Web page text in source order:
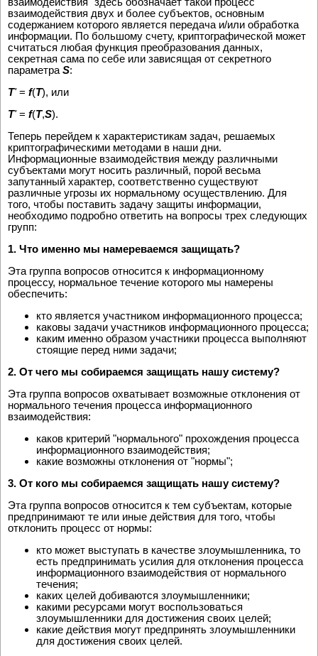
взаимодействия двух и более субъектов, основным
содержанием которого является передача и/или обработка
информации. По большому счету, криптографической может
считаться любая функция преобразования данных,
секретная сама по себе или зависящая от секретного
параметраS:
T'= f(T), или
T'= f(T,S).
Теперь перейдем к характеристикам задач, решаемых
криптографическими методами в наши дни.
Информационные взаимодействия между различными
субъектами могут носить различный, порой весьма
запутанный характер, соответственно существуют
различные угрозы их нормальному осуществлению. Для
того, чтобы поставить задачу защиты информации,
необходимо подробно ответить на вопросы трех следующих
групп:
1. Что именно мы намереваемся защищать?
Эта группа вопросов относится к информационному
процессу, нормальное течение которого мы намерены
обеспечить:
кто является участником информационного процесса;
каковы задачи участников информационного процесса;
каким именно образом участники процесса выполняют
стоящие перед ними задачи;
2. От чего мы собираемся защищать нашу систему?
Эта группа вопросов охватывает возможные отклонения от
нормального течения процесса информационного
взаимодействия:
каков критерий "нормального" прохождения процесса
информационного взаимодействия;
какие возможны отклонения от "нормы";
3. От кого мы собираемся защищать нашу систему?
Эта группа вопросов относится к тем субъектам, которые
предпринимают те или иные действия для того, чтобы
отклонить процесс от нормы:
кто может выступать в качестве злоумышленника, то
есть предпринимать усилия для отклонения процесса
информационного взаимодействия от нормального
течения;
каких целей добиваются злоумышленники;
какими ресурсами могут воспользоваться
злоумышленники для достижения своих целей;
какие действия могут предпринять злоумышленники
для достижения своих целей.